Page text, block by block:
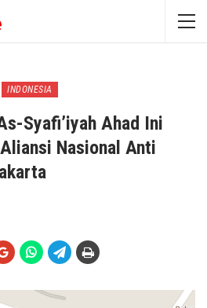
INDONESIA
Syafi’iyah Ahad Ini
Nasional Anti